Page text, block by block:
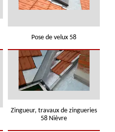
Pose de velux 58
Zingueur, travaux de zingueries
58 Nièvre